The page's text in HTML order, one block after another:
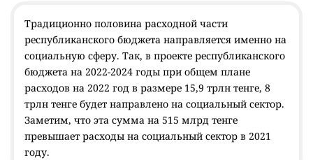
Традиционно половина расходной части
республиканского бюджета направляется именно на
социальную сферу. Так, в проекте республиканского
бюджета на 2022-2024 годы при общем плане
расходов на 2022 год в размере 15,9 трлн тенге, 8
трлн тенге будет направлено на социальный сектор.
Заметим, что эта сумма на 515 млрд тенге
превышает расходы на социальный сектор в 2021
году.